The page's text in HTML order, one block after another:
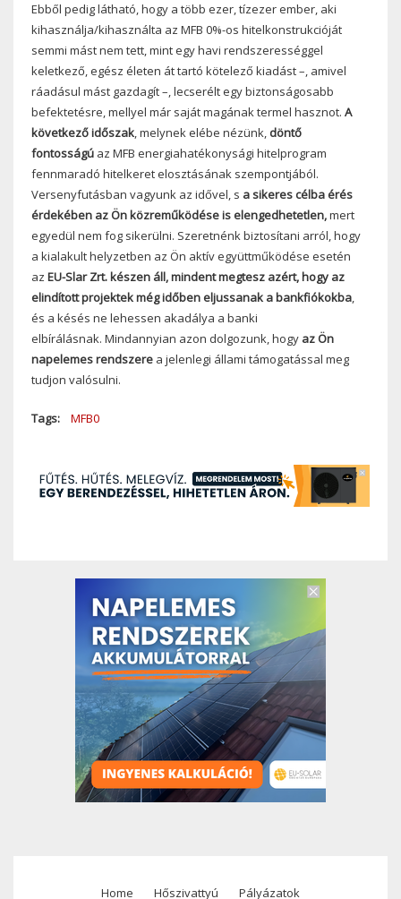
Ebből pedig látható, hogy a több ezer, tízezer ember, aki
kihasználja/kihasználta az MFB 0%-os hitelkonstrukcióját
semmi mást nem tett, mint egy havi rendszerességgel
keletkező, egész életen át tartó kötelező kiadást –, amivel
ráadásul mást gazdagít –, lecserélt egy biztonságosabb
befektetésre, mellyel már saját magának termel hasznot. A
következő időszak, melynek elébe nézünk, döntő
fontosságú az MFB energiahatékonysági hitelprogram
fennmaradó hitelkeret elosztásának szempontjából.
Versenyfutásban vagyunk az idővel, s a sikeres célba érés
érdekében az Ön közreműködése is elengedhetetlen,mert
egyedül nem fog sikerülni. Szeretnénk biztosítani arról, hogy
a kialakult helyzetben az Ön aktív együttműködése esetén
az EU-Slar Zrt. készen áll, mindent megtesz azért, hogy az
elindított projektek még időben eljussanak a bankfiókokba,
és a késés ne lehessen akadálya a banki
elbírálásnak. Mindannyian azon dolgozunk, hogy az Ön
napelemes rendszere a jelenlegi állami támogatással meg
tudjon valósulni.
Tags MFB0
Home Hőszivattyú Pályázatok